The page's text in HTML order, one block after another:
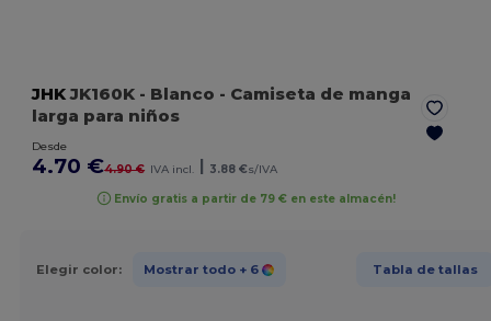
JHKJK160K - Blanco - Camiseta de manga
larga para niños
Desde
4.70 €4.90 € IVA incl. 3.88 €s/IVA
Envío gratis a partir de 79 € en este almacén!
Elegir color: Mostrar todo + 6 Tabla de tallas